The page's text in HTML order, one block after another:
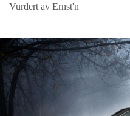
Vurdert av Ernst'n